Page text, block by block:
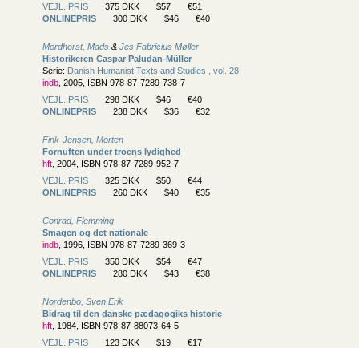
VEJL. PRIS
375 DKK $57
€51
ONLINEPRIS
300 DKK $46 €40
Mordhorst, Mads & Jes Fabricius Møller
Historikeren Caspar Paludan-Müller
Serie: Danish Humanist Texts and Studies , vol. 28
indb , 2005, ISBN 978-87-7289-738-7
VEJL. PRIS
298 DKK $46
€40
ONLINEPRIS
238 DKK $36 €32
Fink-Jensen, Morten
Fornuften under troens lydighed
hft , 2004, ISBN 978-87-7289-952-7
VEJL. PRIS
325 DKK $50
€44
ONLINEPRIS
260 DKK $40 €35
Conrad, Flemming
Smagen og det nationale
indb , 1996, ISBN 978-87-7289-369-3
VEJL. PRIS
350 DKK $54
€47
ONLINEPRIS
280 DKK $43 €38
Nordenbo, Sven Erik
Bidrag til den danske pædagogiks historie
hft , 1984, ISBN 978-87-88073-64-5
VEJL. PRIS
123 DKK $19
€17